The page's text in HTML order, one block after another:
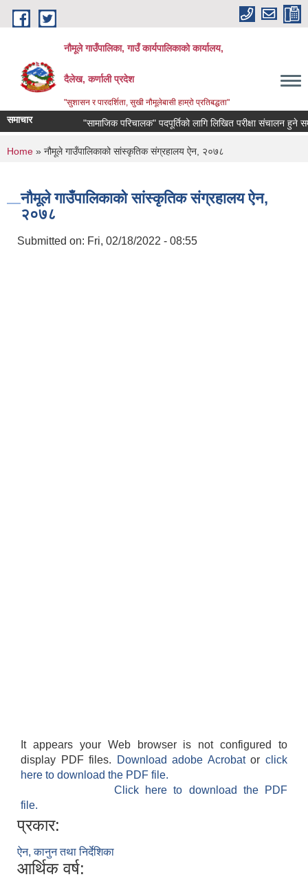
Skip to main content
नौमूले गाउँपालिका, गाउँ कार्यपालिकाको कार्यालय,
दैलेख, कर्णाली प्रदेश
"सुशासन र पारदर्शिता, सुखी नौमूलेबासी हाम्रो प्रतिबद्धता"
समाचार "सामाजिक परिचालक" पदपूर्तिको लागि लिखित परीक्षा संचालन हुने
You are here
Home » नौमूले गाउँपालिकाको सांस्कृतिक संग्रहालय ऐन, २०७८
नौमूले गाउँपालिकाको सांस्कृतिक संग्रहालय ऐन,
२०७८
Submitted on: Fri, 02/18/2022 - 08:55
It appears your Web browser is not configured to
display PDF files.
Download adobe Acrobatorclick
here to download the PDF file.
Click here to download the PDF
file.
प्रकार:
ऐन, कानुन तथा निर्देशिका
आर्थिक वर्ष: